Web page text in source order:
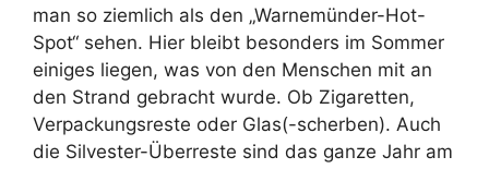
man so ziemlich als den „Warnemünder-Hot-
Spot“ sehen. Hier bleibt besonders im Sommer
einiges liegen, was von den Menschen mit an
den Strand gebracht wurde. Ob Zigaretten,
Verpackungsreste oder Glas(-scherben). Auch
die Silvester-Überreste sind das ganze Jahr am